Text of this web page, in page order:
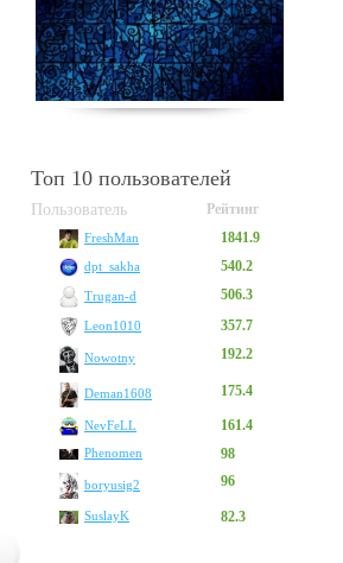
Топ 10 пользователей
Пользователь Рейтинг
FreshMan 1841.9
dpt_sakha 540.2
Trugan-d 506.3
Leon1010 357.7
Nowotny 192.2
Deman1608 175.4
NevFeLL 161.4
Phenomen 98
boryusig2 96
SuslayK 82.3